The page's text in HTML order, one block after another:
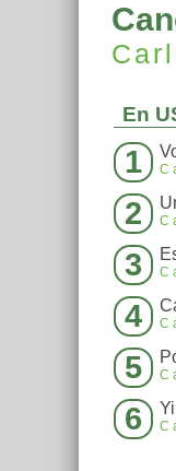
En
1
2
3
4
5
6